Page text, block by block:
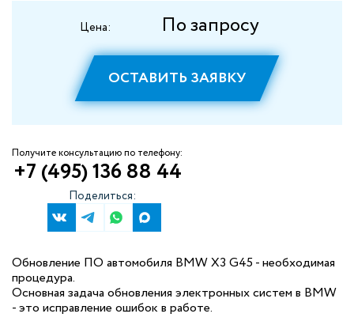
Цена: По запросу
ОСТАВИТЬ ЗАЯВКУ
Получите консультацию по телефону:
+7 (495) 136 88 44
Поделиться:
Обновление ПО автомобиля BMW X3 G45 - необходимая
процедура.
Основная задача обновления электронных систем в BMW
- это исправление ошибок в работе.